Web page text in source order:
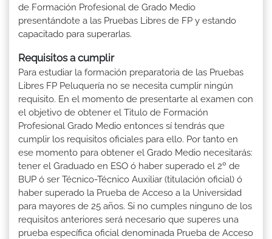
de Formación Profesional de Grado Medio
presentándote a las Pruebas Libres de FP y estando
capacitado para superarlas.
Requisitos a cumplir
Para estudiar la formación preparatoria de las Pruebas
Libres FP Peluquería no se necesita cumplir ningún
requisito. En el momento de presentarte al examen con
el objetivo de obtener el Titulo de Formación
Profesional Grado Medio entonces sí tendrás que
cumplir los requisitos oficiales para ello. Por tanto en
ese momento para obtener el Grado Medio necesitarás:
tener el Graduado en ESO ó haber superado el 2º de
BUP ó ser Técnico-Técnico Auxiliar (titulación oficial) ó
haber superado la Prueba de Acceso a la Universidad
para mayores de 25 años. Si no cumples ninguno de los
requisitos anteriores será necesario que superes una
prueba específica oficial denominada Prueba de Acceso